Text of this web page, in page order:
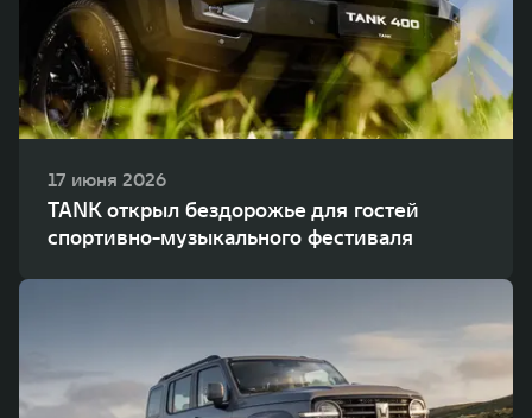
17 июня 2026
TANK открыл бездорожье для гостей
спортивно-музыкального фестиваля